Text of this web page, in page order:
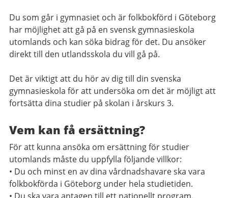
Du som går i gymnasiet och är folkbokförd i Göteborg
har möjlighet att gå på en svensk gymnasieskola
utomlands och kan söka bidrag för det. Du ansöker
direkt till den utlandsskola du vill gå på.
Det är viktigt att du hör av dig till din svenska
gymnasieskola för att undersöka om det är möjligt att
fortsätta dina studier på skolan i årskurs 3.
Vem kan få ersättning?
För att kunna ansöka om ersättning för studier
utomlands måste du uppfylla följande villkor:
• Du och minst en av dina vårdnadshavare ska vara
folkbokförda i Göteborg under hela studietiden.